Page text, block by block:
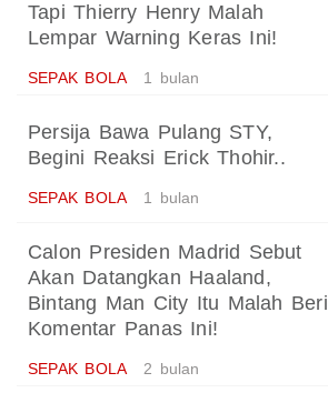
Tapi Thierry Henry Malah
Lempar Warning Keras Ini!
SEPAK BOLA 1 bulan
Persija Bawa Pulang STY,
Begini Reaksi Erick Thohir..
SEPAK BOLA 1 bulan
Calon Presiden Madrid Sebut
Akan Datangkan Haaland,
Bintang Man City Itu Malah Beri
Komentar Panas Ini!
SEPAK BOLA 2 bulan